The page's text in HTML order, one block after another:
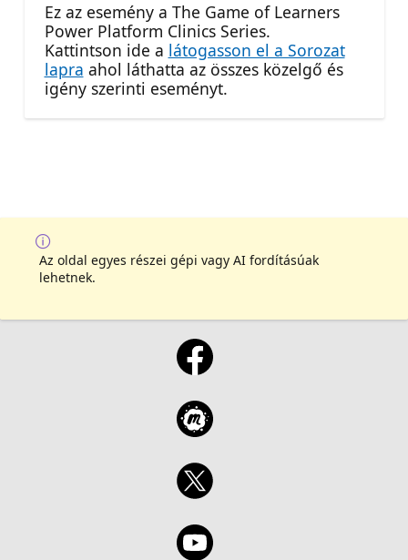
Ez az esemény a The Game of Learners
Power Platform Clinics Series.
Kattintson ide a látogasson el a Sorozat
lapra ahol láthatta az összes közelgő és
igény szerinti eseményt.
Az oldal egyes részei gépi vagy AI fordításúak
lehetnek.